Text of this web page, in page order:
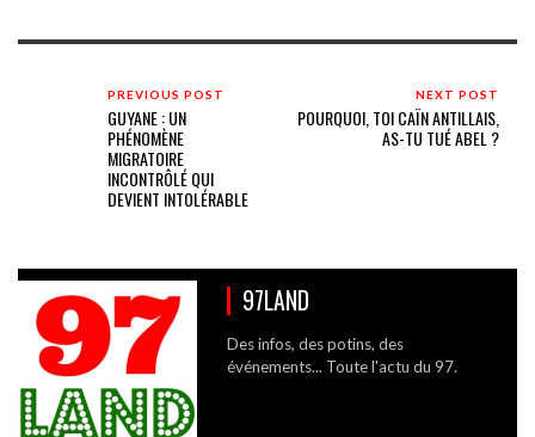
PREVIOUS POST
GUYANE : UN
PHÉNOMÈNE
MIGRATOIRE
INCONTRÔLÉ QUI
DEVIENT INTOLÉRABLE
NEXT POST
POURQUOI, TOI CAÏN ANTILLAIS,
AS-TU TUÉ ABEL ?
97LAND
Des infos, des potins, des
événements... Toute l'actu du 97.